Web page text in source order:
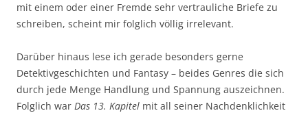
mit einem oder einer Fremde sehr vertrauliche Briefe zu
schreiben, scheint mir folglich völlig irrelevant.
Darüber hinaus lese ich gerade besonders gerne
Detektivgeschichten und Fantasy – beides Genres die sich
durch jede Menge Handlung und Spannung auszeichnen.
Folglich war Das 13. Kapitel mit all seiner Nachdenklichkeit